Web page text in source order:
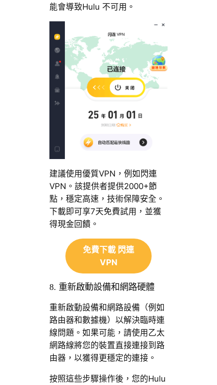
能會導致Hulu 不可用。
建議使用優質VPN，例如閃連
VPN。該提供者提供2000+節
點，穩定高速，技術保障安全。
下載即可享7天免費試用，並獲
得現金回饋。
免費下載 閃連
VPN
8. 重新啟動設備和網路硬體
重新啟動設備和網路設備（例如
路由器和數據機）以解決臨時連
線問題。如果可能，請使用乙太
網路線將您的裝置直接連接到路
由器，以獲得更穩定的連接。
按照這些步驟操作後，您的Hulu